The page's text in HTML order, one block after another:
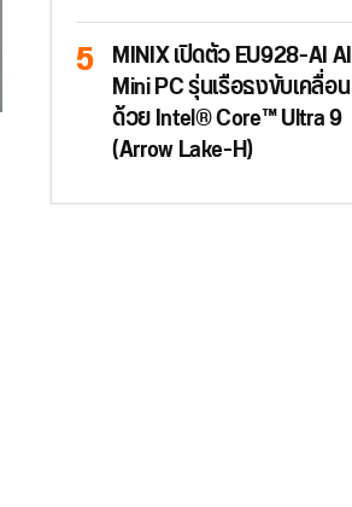
MINIX เปิดตัว EU928-AI AI
Mini PC รุ่นเรือธงขับเคลื่อน
ด้วย Intel® Core™ Ultra 9
(Arrow Lake-H)